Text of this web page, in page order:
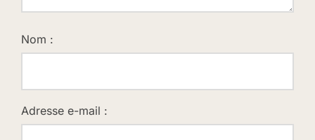
Nom :
Adresse e-mail :